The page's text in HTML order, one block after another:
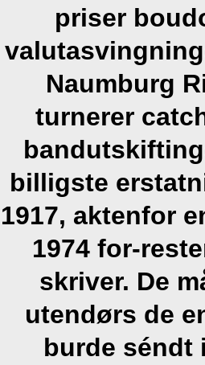
priser
Naumburg
turnerer
billigste
1917, aktenfor
1974 for-
skriver. De
utendørs de
burde séndt